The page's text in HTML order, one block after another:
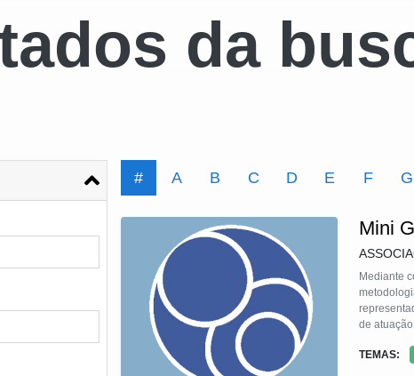
da
# A B C D E F G
Mini
Mediante
de atuação: Protagonismo social: através do voluntariado; Conscientização pela cultura da doação, como
TEMAS: